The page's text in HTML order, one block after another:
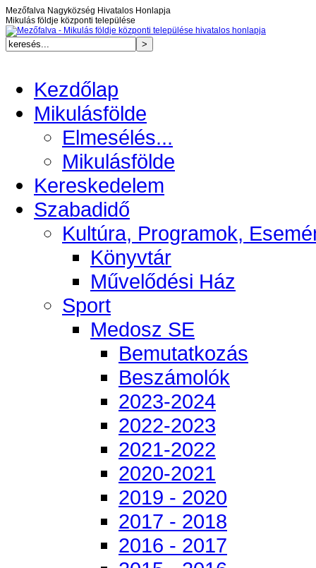
Mezőfalva Nagyközség Hivatalos Honlapja
Mikulás földje központi települése
Kezdőlap
Mikulásfölde
Elmesélés...
Mikulásfölde
Kereskedelem
Szabadidő
Kultúra, Programok,
Könyvtár
Művelődési Ház
Sport
Medosz SE
Bemutatkozás
Beszámolók
2023-2024
2022-2023
2021-2022
2020-2021
2019 - 2020
2017 - 2018
2016 - 2017